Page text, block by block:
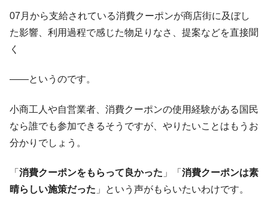
『Money1』
韓国･加徳島新国際空港「またも暗礁」の危
機 ⇒ 10.7兆では損が出るからできない。
発動！
『Money1』
IT産業は人を雇用する効果は低い。全産業の
半分未満しか雇用を生まない
のは政界の責任だ」
Fact1
日本の誇る海洋資源調査船『白嶺』は先進技術の
塊！
07月から支給されている消費クーポンが商店街に及ぼし
た影響、利用過程で感じた物足りなさ、提案などを直接聞
く
――というのです。
小商工人や自営業者、消費クーポンの使用経験がある国民
なら誰でも参加できるそうですが、やりたいことはもうお
分かりでしょう。
「 消費クーポンをもらって良かった 」「 消費クーポンは素
晴らしい施策だった 」という声がもらいたいわけです。